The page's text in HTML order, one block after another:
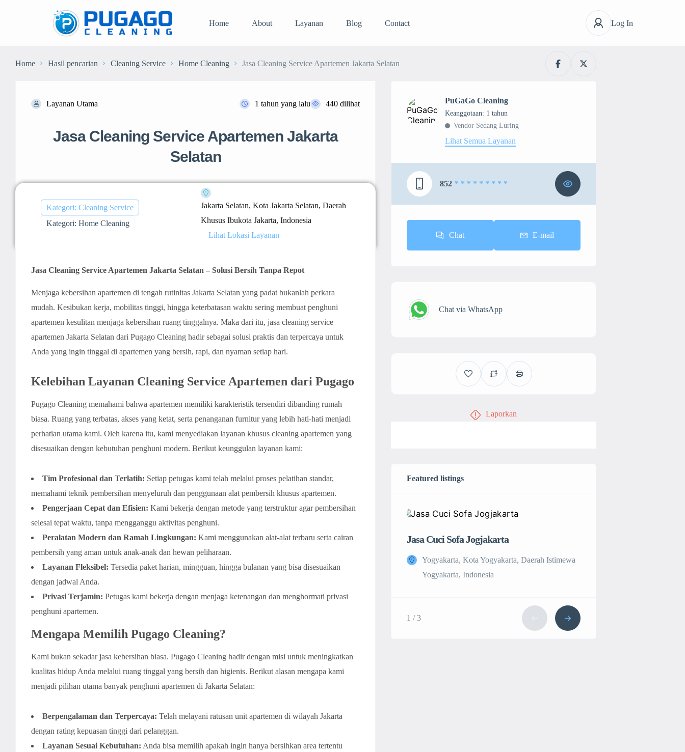
Home About Layanan Blog Contact Log In
Home Hasil pencarian Cleaning Service Home Cleaning Jasa Cleaning Service Apartemen Jakarta Selatan
Layanan Utama 1 tahun yang lalu 440 dilihat
Jasa Cleaning Service Apartemen Jakarta
Selatan
Kategori: Cleaning Service
Kategori: Home Cleaning
Jakarta Selatan, Kota Jakarta Selatan, Daerah
Khusus Ibukota Jakarta, Indonesia
Lihat Lokasi Layanan
Jasa Cleaning Service Apartemen Jakarta Selatan – Solusi Bersih Tanpa Repot
Menjaga kebersihan apartemen di tengah rutinitas Jakarta Selatan yang padat bukanlah perkara
mudah. Kesibukan kerja, mobilitas tinggi, hingga keterbatasan waktu sering membuat penghuni
apartemen kesulitan menjaga kebersihan ruang tinggalnya. Maka dari itu, jasa cleaning service
apartemen Jakarta Selatan dari Pugago Cleaning hadir sebagai solusi praktis dan terpercaya untuk
Anda yang ingin tinggal di apartemen yang bersih, rapi, dan nyaman setiap hari.
Kelebihan Layanan Cleaning Service Apartemen dari Pugago
Pugago Cleaning memahami bahwa apartemen memiliki karakteristik tersendiri dibanding rumah
biasa. Ruang yang terbatas, akses yang ketat, serta penanganan furnitur yang lebih hati-hati menjadi
perhatian utama kami. Oleh karena itu, kami menyediakan layanan khusus cleaning apartemen yang
disesuaikan dengan kebutuhan penghuni modern. Berikut keunggulan layanan kami:
Tim Profesional dan Terlatih: Setiap petugas kami telah melalui proses pelatihan standar,
memahami teknik pembersihan menyeluruh dan penggunaan alat pembersih khusus apartemen.
Pengerjaan Cepat dan Efisien: Kami bekerja dengan metode yang terstruktur agar pembersihan
selesai tepat waktu, tanpa mengganggu aktivitas penghuni.
Peralatan Modern dan Ramah Lingkungan: Kami menggunakan alat-alat terbaru serta cairan
pembersih yang aman untuk anak-anak dan hewan peliharaan.
Layanan Fleksibel: Tersedia paket harian, mingguan, hingga bulanan yang bisa disesuaikan
dengan jadwal Anda.
Privasi Terjamin: Petugas kami bekerja dengan menjaga ketenangan dan menghormati privasi
penghuni apartemen.
Mengapa Memilih Pugago Cleaning?
Kami bukan sekadar jasa kebersihan biasa. Pugago Cleaning hadir dengan misi untuk meningkatkan
kualitas hidup Anda melalui ruang tinggal yang bersih dan higienis. Berikut alasan mengapa kami
menjadi pilihan utama banyak penghuni apartemen di Jakarta Selatan:
Berpengalaman dan Terpercaya: Telah melayani ratusan unit apartemen di wilayah Jakarta
dengan rating kepuasan tinggi dari pelanggan.
Layanan Sesuai Kebutuhan: Anda bisa memilih apakah ingin hanya bersihkan area tertentu
PuGaGo Cleaning
Keanggotaan: 1 tahun
Vendor Sedang Luring
Lihat Semua Layanan
852 * * * * * * * * *
Chat E-mail
Chat via WhatsApp
Laporkan
Featured listings
Jasa Cuci Sofa Jogjakarta
Yogyakarta, Kota Yogyakarta, Daerah Istimewa
Yogyakarta, Indonesia
1 / 3